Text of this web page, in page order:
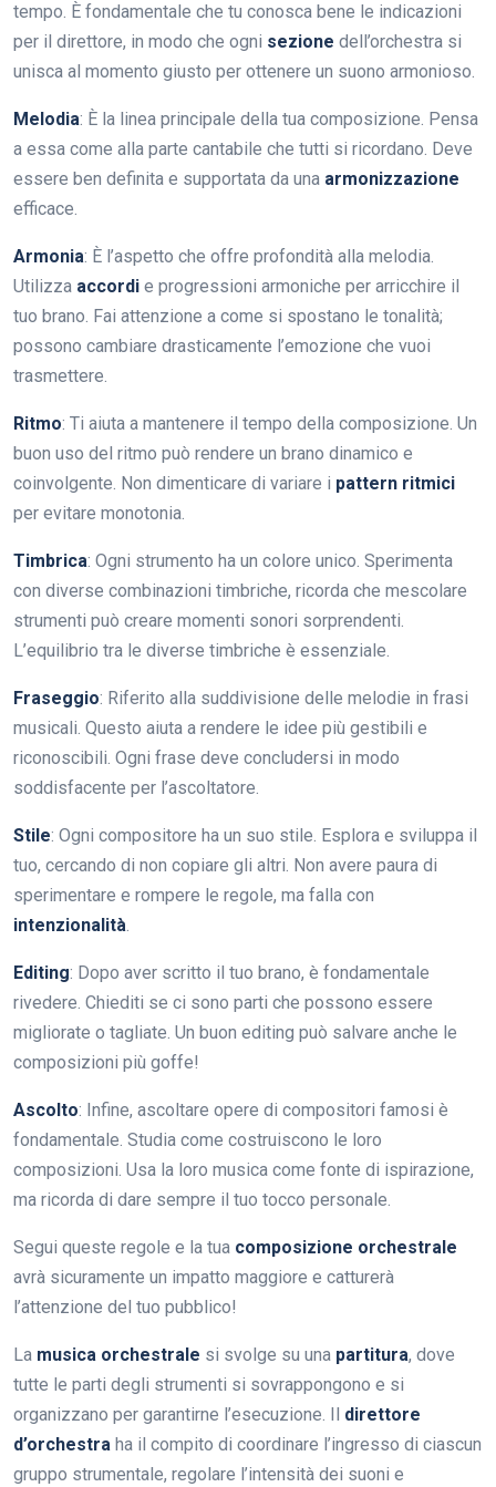
tempo. È fondamentale che tu conosca bene le indicazioni
per il direttore, in modo che ogni sezione dell’orchestra si
unisca al momento giusto per ottenere un suono armonioso.
Melodia: È la linea principale della tua composizione. Pensa
a essa come alla parte cantabile che tutti si ricordano. Deve
essere ben definita e supportata da una armonizzazione
efficace.
Armonia: È l’aspetto che offre profondità alla melodia.
Utilizza accordi e progressioni armoniche per arricchire il
tuo brano. Fai attenzione a come si spostano le tonalità;
possono cambiare drasticamente l’emozione che vuoi
trasmettere.
Ritmo: Ti aiuta a mantenere il tempo della composizione. Un
buon uso del ritmo può rendere un brano dinamico e
coinvolgente. Non dimenticare di variare i pattern ritmici
per evitare monotonia.
Timbrica: Ogni strumento ha un colore unico. Sperimenta
con diverse combinazioni timbriche, ricorda che mescolare
strumenti può creare momenti sonori sorprendenti.
L’equilibrio tra le diverse timbriche è essenziale.
Fraseggio: Riferito alla suddivisione delle melodie in frasi
musicali. Questo aiuta a rendere le idee più gestibili e
riconoscibili. Ogni frase deve concludersi in modo
soddisfacente per l’ascoltatore.
Stile: Ogni compositore ha un suo stile. Esplora e sviluppa il
tuo, cercando di non copiare gli altri. Non avere paura di
sperimentare e rompere le regole, ma falla con
intenzionalità.
Editing: Dopo aver scritto il tuo brano, è fondamentale
rivedere. Chiediti se ci sono parti che possono essere
migliorate o tagliate. Un buon editing può salvare anche le
composizioni più goffe!
Ascolto: Infine, ascoltare opere di compositori famosi è
fondamentale. Studia come costruiscono le loro
composizioni. Usa la loro musica come fonte di ispirazione,
ma ricorda di dare sempre il tuo tocco personale.
Segui queste regole e la tua composizione orchestrale
avrà sicuramente un impatto maggiore e catturerà
l’attenzione del tuo pubblico!
La musica orchestrale si svolge su una partitura, dove
tutte le parti degli strumenti si sovrappongono e si
organizzano per garantirne l’esecuzione. Il direttore
d’orchestra ha il compito di coordinare l’ingresso di ciascun
gruppo strumentale, regolare l’intensità dei suoni e